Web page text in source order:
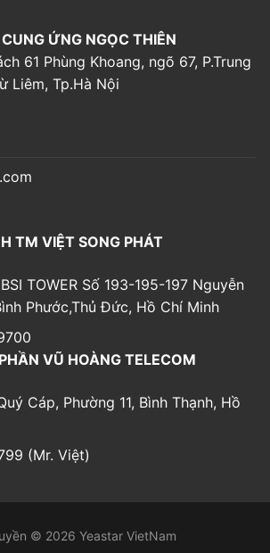
ỨNG NGỌC THIÊN
61 Phùng Khoang, ngõ 67, P.Trung
Liêm, Tp.Hà Nội
TM VIỆT SONG PHÁT
TOWER Số 193-195-197 Nguyễn
Phước,Thủ Đức, Hồ Chí Minh
VŨ HOÀNG TELECOM
Cáp, Phường 11, Bình Thạnh, Hồ
(Mr. Việt)
© 2026 Yeastar VietNam